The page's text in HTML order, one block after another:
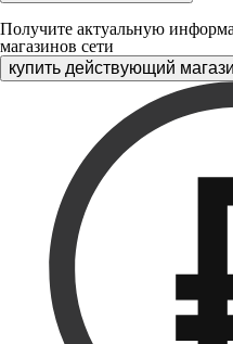
Получите актуальную
магазинов сети
купить действующий